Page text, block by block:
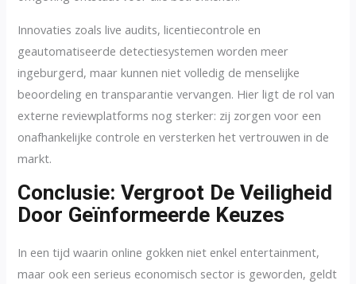
Innovaties zoals live audits, licentiecontrole en
geautomatiseerde detectiesystemen worden meer
ingeburgerd, maar kunnen niet volledig de menselijke
beoordeling en transparantie vervangen. Hier ligt de rol van
externe reviewplatforms nog sterker: zij zorgen voor een
onafhankelijke controle en versterken het vertrouwen in de
markt.
Conclusie: Vergroot De Veiligheid
Door Geïnformeerde Keuzes
In een tijd waarin online gokken niet enkel entertainment,
maar ook een serieus economisch sector is geworden, geldt